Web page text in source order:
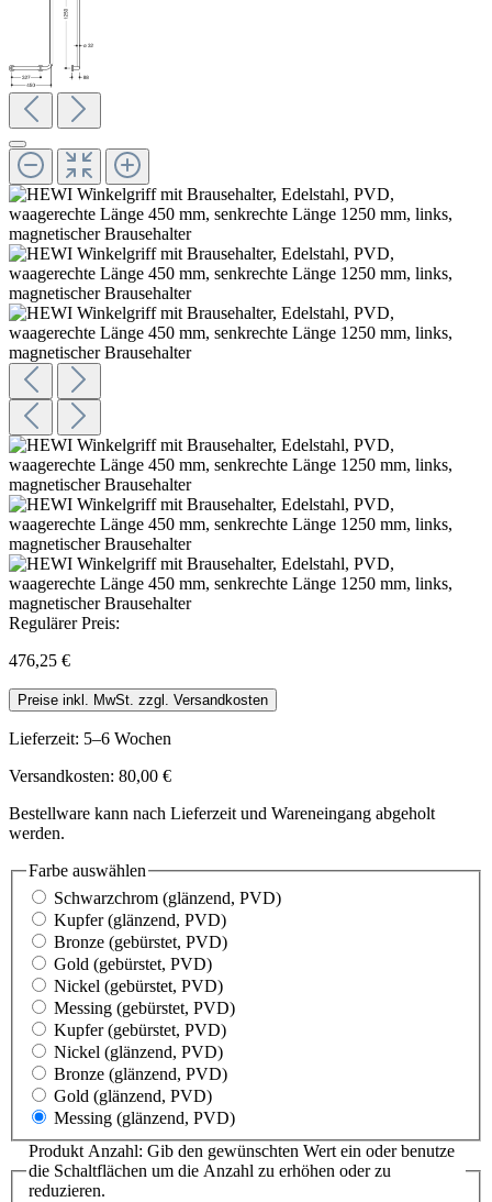
Regulärer Preis:
476,25 €
Preise inkl. MwSt. zzgl. Versandkosten
Lieferzeit: 5–6 Wochen
Versandkosten: 80,00 €
Bestellware kann nach Lieferzeit und Wareneingang abgeholt
werden.
Farbe auswählen
Schwarzchrom (glänzend, PVD)
Kupfer (glänzend, PVD)
Bronze (gebürstet, PVD)
Gold (gebürstet, PVD)
Nickel (gebürstet, PVD)
Messing (gebürstet, PVD)
Kupfer (gebürstet, PVD)
Nickel (glänzend, PVD)
Bronze (glänzend, PVD)
Gold (glänzend, PVD)
Messing (glänzend, PVD)
Produkt Anzahl: Gib den gewünschten Wert ein oder benutze
die Schaltflächen um die Anzahl zu erhöhen oder zu
reduzieren.